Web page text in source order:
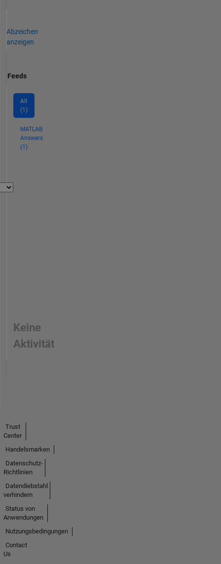
Abzeichen
anzeigen
Feeds
All
(1)
MATLAB
Answers
(1)
Keine
Aktivität
Trust
Center
Handelsmarken
Datenschutz-
Richtlinien
Datendiebstahl
verhindern
Status von
Anwendungen
Nutzungsbedingungen
Contact
Us